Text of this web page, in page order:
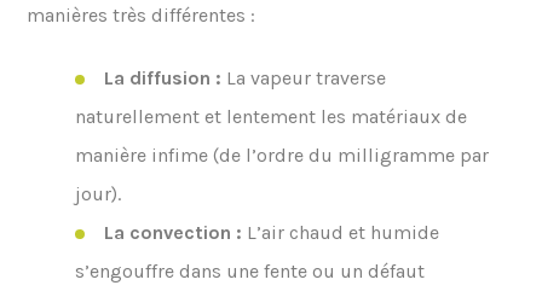
manières très différentes :
La diffusion : La vapeur traverse
naturellement et lentement les matériaux de
manière infime (de l’ordre du milligramme par
jour).
La convection : L’air chaud et humide
s’engouffre dans une fente ou un défaut